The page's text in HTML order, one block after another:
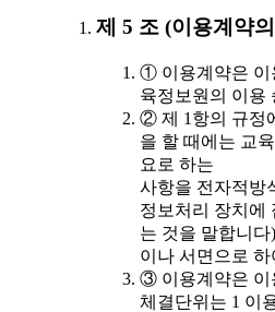
제 5 조 (이용계약
① 이용계약은 이
육정보원의 이용
② 제 1항의 규정
을 할 때에는 교
요로 하는
사항을 전자적방
정보처리 장치에
는 것을 말합니다)
이나 서면으로
③ 이용계약은 이
체결단위는 1 이